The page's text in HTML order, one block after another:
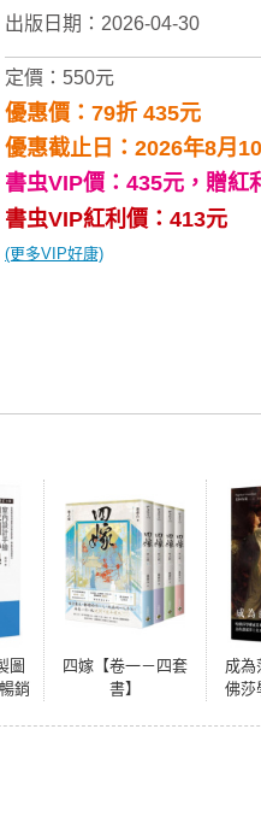
出版日期：2026-04-30
定價：550元
優惠價：79折 435元
優惠截止日：2026年8月
書虫VIP價：435元， 贈紅
書虫VIP紅利價：413元
(更多VIP好康)
圖
銷
四嫁【卷一－四套
書】
成為
佛莎